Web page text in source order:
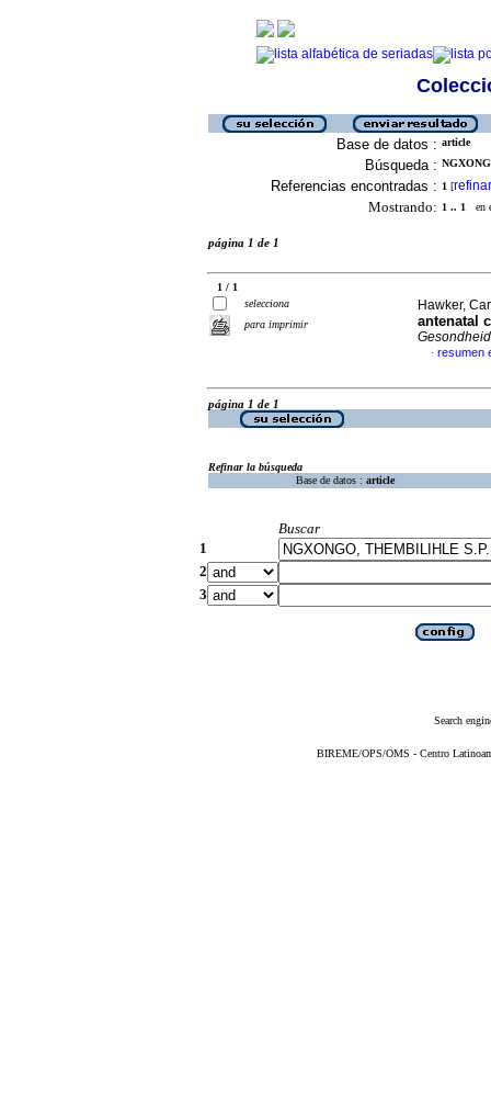
Base de datos : article
Búsqueda :
Referencias encontradas : 1 [refinar
Mostrando: 1 .. 1 en
página 1 de 1
1 / 1
selecciona
para imprimir
Hawker,
antenatal
· resumen
página 1 de 1
Refinar la búsqueda
Base de datos : article
Buscar
1
2
3
Search
BIREME/OPS/OMS - Centro